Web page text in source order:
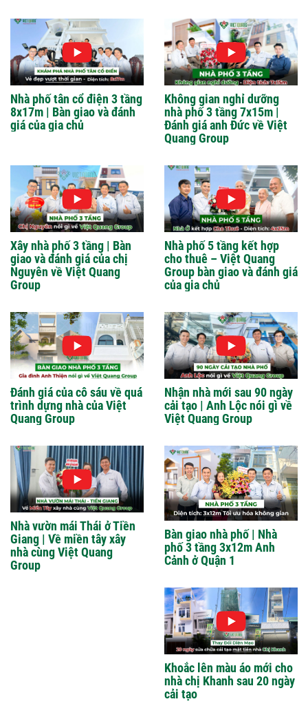
Nhà phố tân cổ điện 3 tầng
8x17m | Bàn giao và đánh
giá của gia chủ
Không gian nghỉ dưỡng
nhà phố 3 tầng 7x15m |
Đánh giá anh Đức về Việt
Quang Group
Xây nhà phố 3 tầng | Bàn
giao và đánh giá của chị
Nguyên về Việt Quang
Group
Nhà phố 5 tầng kết hợp
cho thuê – Việt Quang
Group bàn giao và đánh giá
của gia chủ
Đánh giá của cô sáu về quá
trình dựng nhà của Việt
Quang Group
Nhận nhà mới sau 90 ngày
cải tạo | Anh Lộc nói gì về
Việt Quang Group
Nhà vườn mái Thái ở Tiền
Giang | Về miền tây xây
nhà cùng Việt Quang
Group
Bàn giao nhà phố | Nhà
phố 3 tầng 3x12m Anh
Cảnh ở Quận 1
Khoắc lên màu áo mới cho
nhà chị Khanh sau 20 ngày
cải tạo